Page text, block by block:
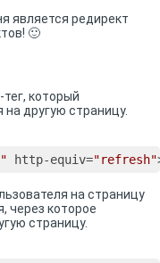
является редирект
🙂
который
другую страницу.
http-equiv="refresh"
на страницу
через которое
страницу.